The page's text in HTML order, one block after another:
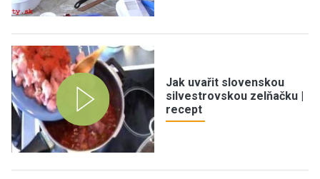
Jak uvařit slovenskou
silvestrovskou zelňačku |
recept